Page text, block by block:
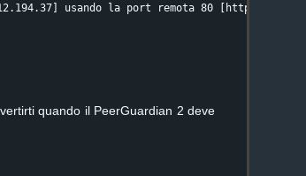
usando la port remota 80 [http � World
quando il PeerGuardian 2 deve